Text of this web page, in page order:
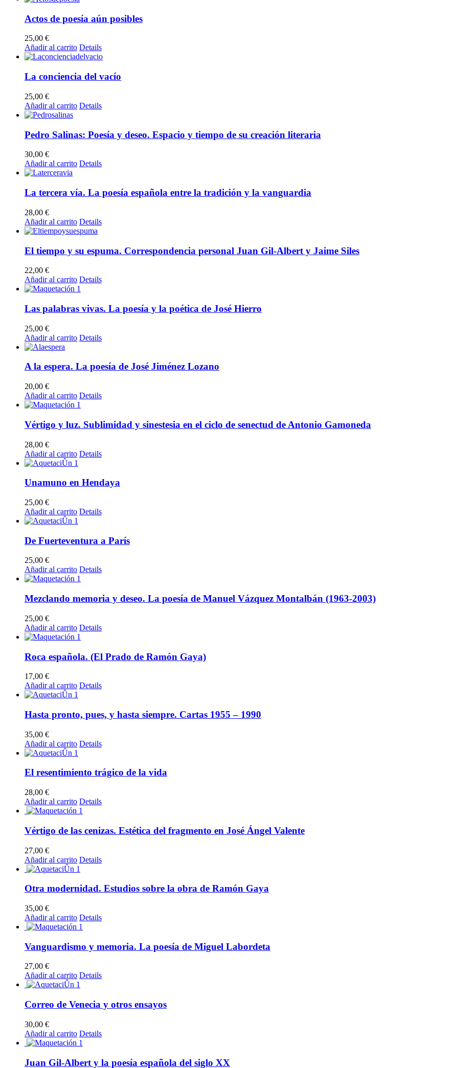
Actos de poesía aún posibles
25,00 €
Añadir al carrito Details
La conciencia del vacío
25,00 €
Añadir al carrito Details
Pedro Salinas: Poesía y deseo. Espacio y tiempo de su creación literaria
30,00 €
Añadir al carrito Details
La tercera vía. La poesía española entre la tradición y la vanguardia
28,00 €
Añadir al carrito Details
El tiempo y su espuma. Correspondencia personal Juan Gil-Albert y Jaime Siles
22,00 €
Añadir al carrito Details
Las palabras vivas. La poesía y la poética de José Hierro
25,00 €
Añadir al carrito Details
A la espera. La poesía de José Jiménez Lozano
20,00 €
Añadir al carrito Details
Vértigo y luz. Sublimidad y sinestesia en el ciclo de senectud de Antonio Gamoneda
28,00 €
Añadir al carrito Details
Unamuno en Hendaya
25,00 €
Añadir al carrito Details
De Fuerteventura a París
25,00 €
Añadir al carrito Details
Mezclando memoria y deseo. La poesía de Manuel Vázquez Montalbán (1963-2003)
25,00 €
Añadir al carrito Details
Roca española. (El Prado de Ramón Gaya)
17,00 €
Añadir al carrito Details
Hasta pronto, pues, y hasta siempre. Cartas 1955 – 1990
35,00 €
Añadir al carrito Details
El resentimiento trágico de la vida
28,00 €
Añadir al carrito Details
Vértigo de las cenizas. Estética del fragmento en José Ángel Valente
27,00 €
Añadir al carrito Details
Otra modernidad. Estudios sobre la obra de Ramón Gaya
35,00 €
Añadir al carrito Details
Vanguardismo y memoria. La poesía de Miguel Labordeta
27,00 €
Añadir al carrito Details
Correo de Venecia y otros ensayos
30,00 €
Añadir al carrito Details
Juan Gil-Albert y la poesía española del siglo XX